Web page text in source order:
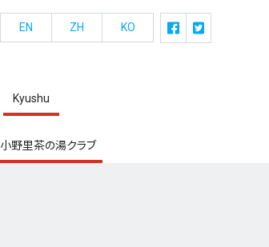
Kyushu
小野里茶の湯クラブ
EN ZH KO